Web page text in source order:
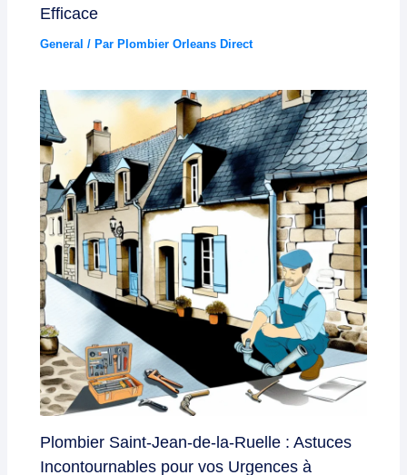
Efficace
General / Par Plombier Orleans Direct
Plombier Saint-Jean-de-la-Ruelle : Astuces
Incontournables pour vos Urgences à